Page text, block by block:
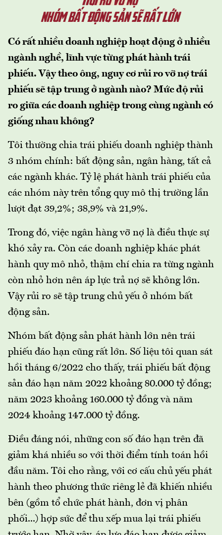
Có rất nhiều doanh nghiệp hoạt động ở nhiều
ngành nghề, lĩnh vực từng phát hành trái
phiếu. Vậy theo ông, nguy cơ rủi ro vỡ nợ trái
phiếu sẽ tập trung ở ngành nào? Mức độ rủi
ro giữa các doanh nghiệp trong cùng ngành có
giống nhau không?
Tôi thường chia trái phiếu doanh nghiệp thành
3 nhóm chính: bất động sản, ngân hàng, tất cả
các ngành khác. Tỷ lệ phát hành trái phiếu của
các nhóm này trên tổng quy mô thị trường lần
lượt đạt 39,2%; 38,9% và 21,9%.
Trong đó, việc ngân hàng vỡ nợ là điều thực sự
khó xảy ra. Còn các doanh nghiệp khác phát
hành quy mô nhỏ, thậm chí chia ra từng ngành
còn nhỏ hơn nên áp lực trả nợ sẽ không lớn.
Vậy rủi ro sẽ tập trung chủ yếu ở nhóm bất
động sản.
Nhóm bất động sản phát hành lớn nên trái
phiếu đáo hạn cũng rất lớn. Số liệu tôi quan sát
hồi tháng 6/2022 cho thấy, trái phiếu bất động
sản đáo hạn năm 2022 khoảng 80.000 tỷ đồng;
năm 2023 khoảng 160.000 tỷ đồng và năm
2024 khoảng 147.000 tỷ đồng.
Điều đáng nói, những con số đáo hạn trên đã
giảm khá nhiều so với thời điểm tính toán hồi
đầu năm. Tôi cho rằng, với cơ cấu chủ yếu phát
hành theo phương thức riêng lẻ đã khiến nhiều
bên (gồm tổ chức phát hành, đơn vị phân
phối...) hợp sức để thu xếp mua lại trái phiếu